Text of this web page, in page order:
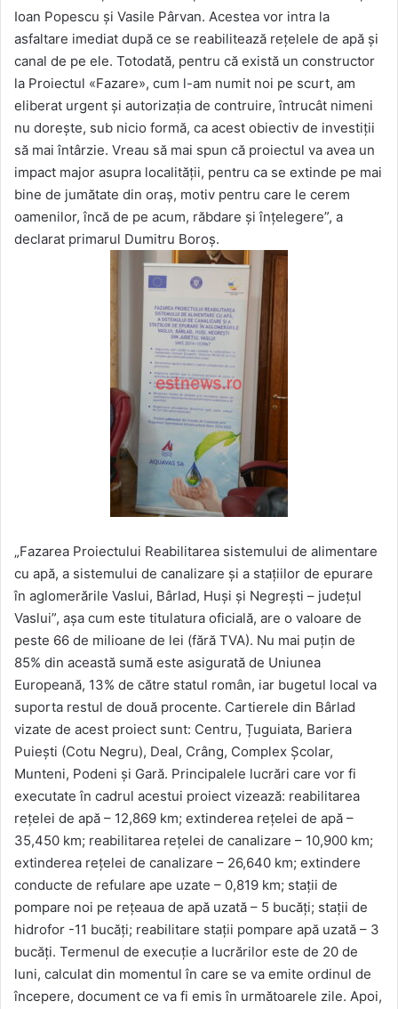
Ioan Popescu și Vasile Pârvan. Acestea vor intra la
asfaltare imediat după ce se reabilitează rețelele de apă și
canal de pe ele. Totodată, pentru că există un constructor
la Proiectul «Fazare», cum l-am numit noi pe scurt, am
eliberat urgent și autorizația de contruire, întrucât nimeni
nu dorește, sub nicio formă, ca acest obiectiv de investiții
să mai întârzie. Vreau să mai spun că proiectul va avea un
impact major asupra localității, pentru ca se extinde pe mai
bine de jumătate din oraș, motiv pentru care le cerem
oamenilor, încă de pe acum, răbdare și înțelegere”, a
declarat primarul Dumitru Boroș.
„Fazarea Proiectului Reabilitarea sistemului de alimentare
cu apă, a sistemului de canalizare și a stațiilor de epurare
în aglomerările Vaslui, Bârlad, Huși și Negrești – județul
Vaslui”, așa cum este titulatura oficială, are o valoare de
peste 66 de milioane de lei (fără TVA). Nu mai puțin de
85% din această sumă este asigurată de Uniunea
Europeană, 13% de către statul român, iar bugetul local va
suporta restul de două procente. Cartierele din Bârlad
vizate de acest proiect sunt: Centru, Țuguiata, Bariera
Puiești (Cotu Negru), Deal, Crâng, Complex Școlar,
Munteni, Podeni și Gară. Principalele lucrări care vor fi
executate în cadrul acestui proiect vizează: reabilitarea
rețelei de apă – 12,869 km; extinderea rețelei de apă –
35,450 km; reabilitarea rețelei de canalizare – 10,900 km;
extinderea rețelei de canalizare – 26,640 km; extindere
conducte de refulare ape uzate – 0,819 km; stații de
pompare noi pe rețeaua de apă uzată – 5 bucăți; stații de
hidrofor -11 bucăți; reabilitare stații pompare apă uzată – 3
bucăți. Termenul de execuție a lucrărilor este de 20 de
luni, calculat din momentul în care se va emite ordinul de
începere, document ce va fi emis în următoarele zile. Apoi,